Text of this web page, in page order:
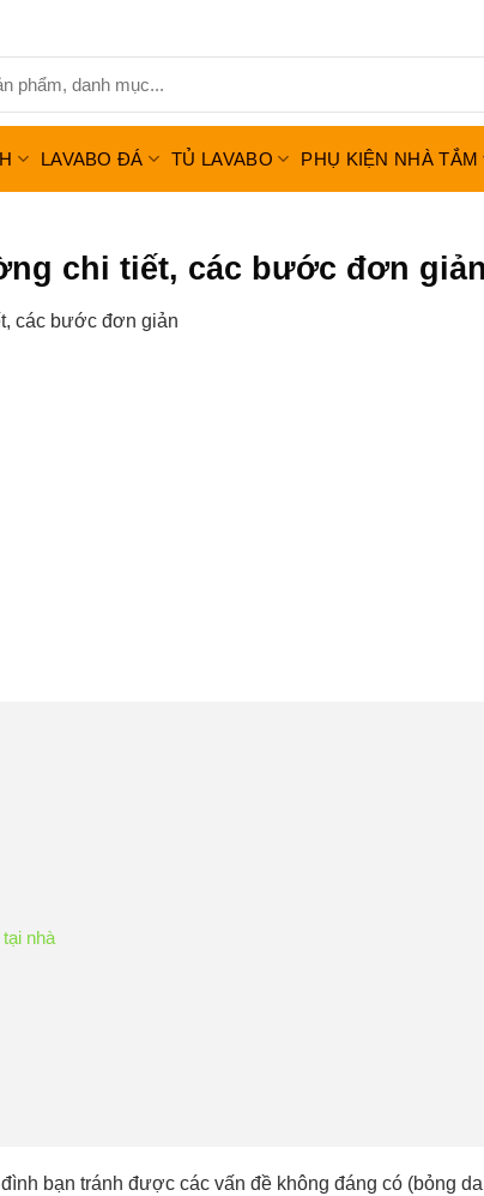
LAVABO ĐÁ TỦ LAVABO PHỤ KIỆN NHÀ TẮM
chi tiết, các bước đơn giản
các bước đơn giản
nhà
bạn tránh được các vấn đề không đáng có (bỏng